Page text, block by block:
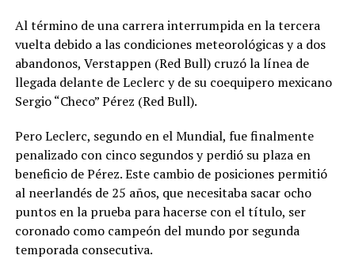
Al término de una carrera interrumpida en la tercera
vuelta debido a las condiciones meteorológicas y a dos
abandonos, Verstappen (Red Bull) cruzó la línea de
llegada delante de Leclerc y de su coequipero mexicano
Sergio “Checo” Pérez (Red Bull).
Pero Leclerc, segundo en el Mundial, fue finalmente
penalizado con cinco segundos y perdió su plaza en
beneficio de Pérez. Este cambio de posiciones permitió
al neerlandés de 25 años, que necesitaba sacar ocho
puntos en la prueba para hacerse con el título, ser
coronado como campeón del mundo por segunda
temporada consecutiva.